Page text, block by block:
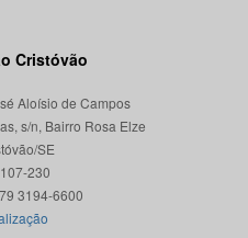
Cristóvão
Aloísio de Campos
s/n, Bairro Rosa Elze
SE
230